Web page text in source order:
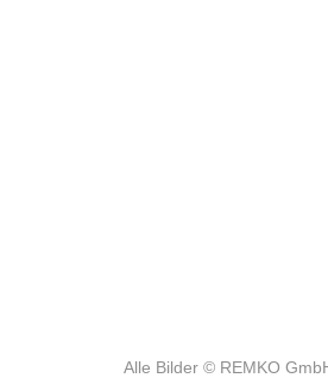
Alle Bilder © REMKO